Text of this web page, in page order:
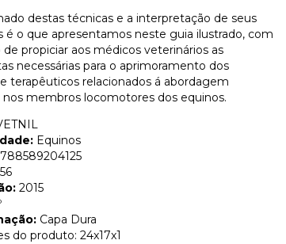
destas técnicas e a interpretação de seus
é o que apresentamos neste guia ilustrado, com
propiciar aos médicos veterinários as
necessárias para o aprimoramento dos
terapêuticos relacionados á abordagem
nos membros locomotores dos equinos.
Equinos
56
2015
Capa Dura
do produto: 24x17x1